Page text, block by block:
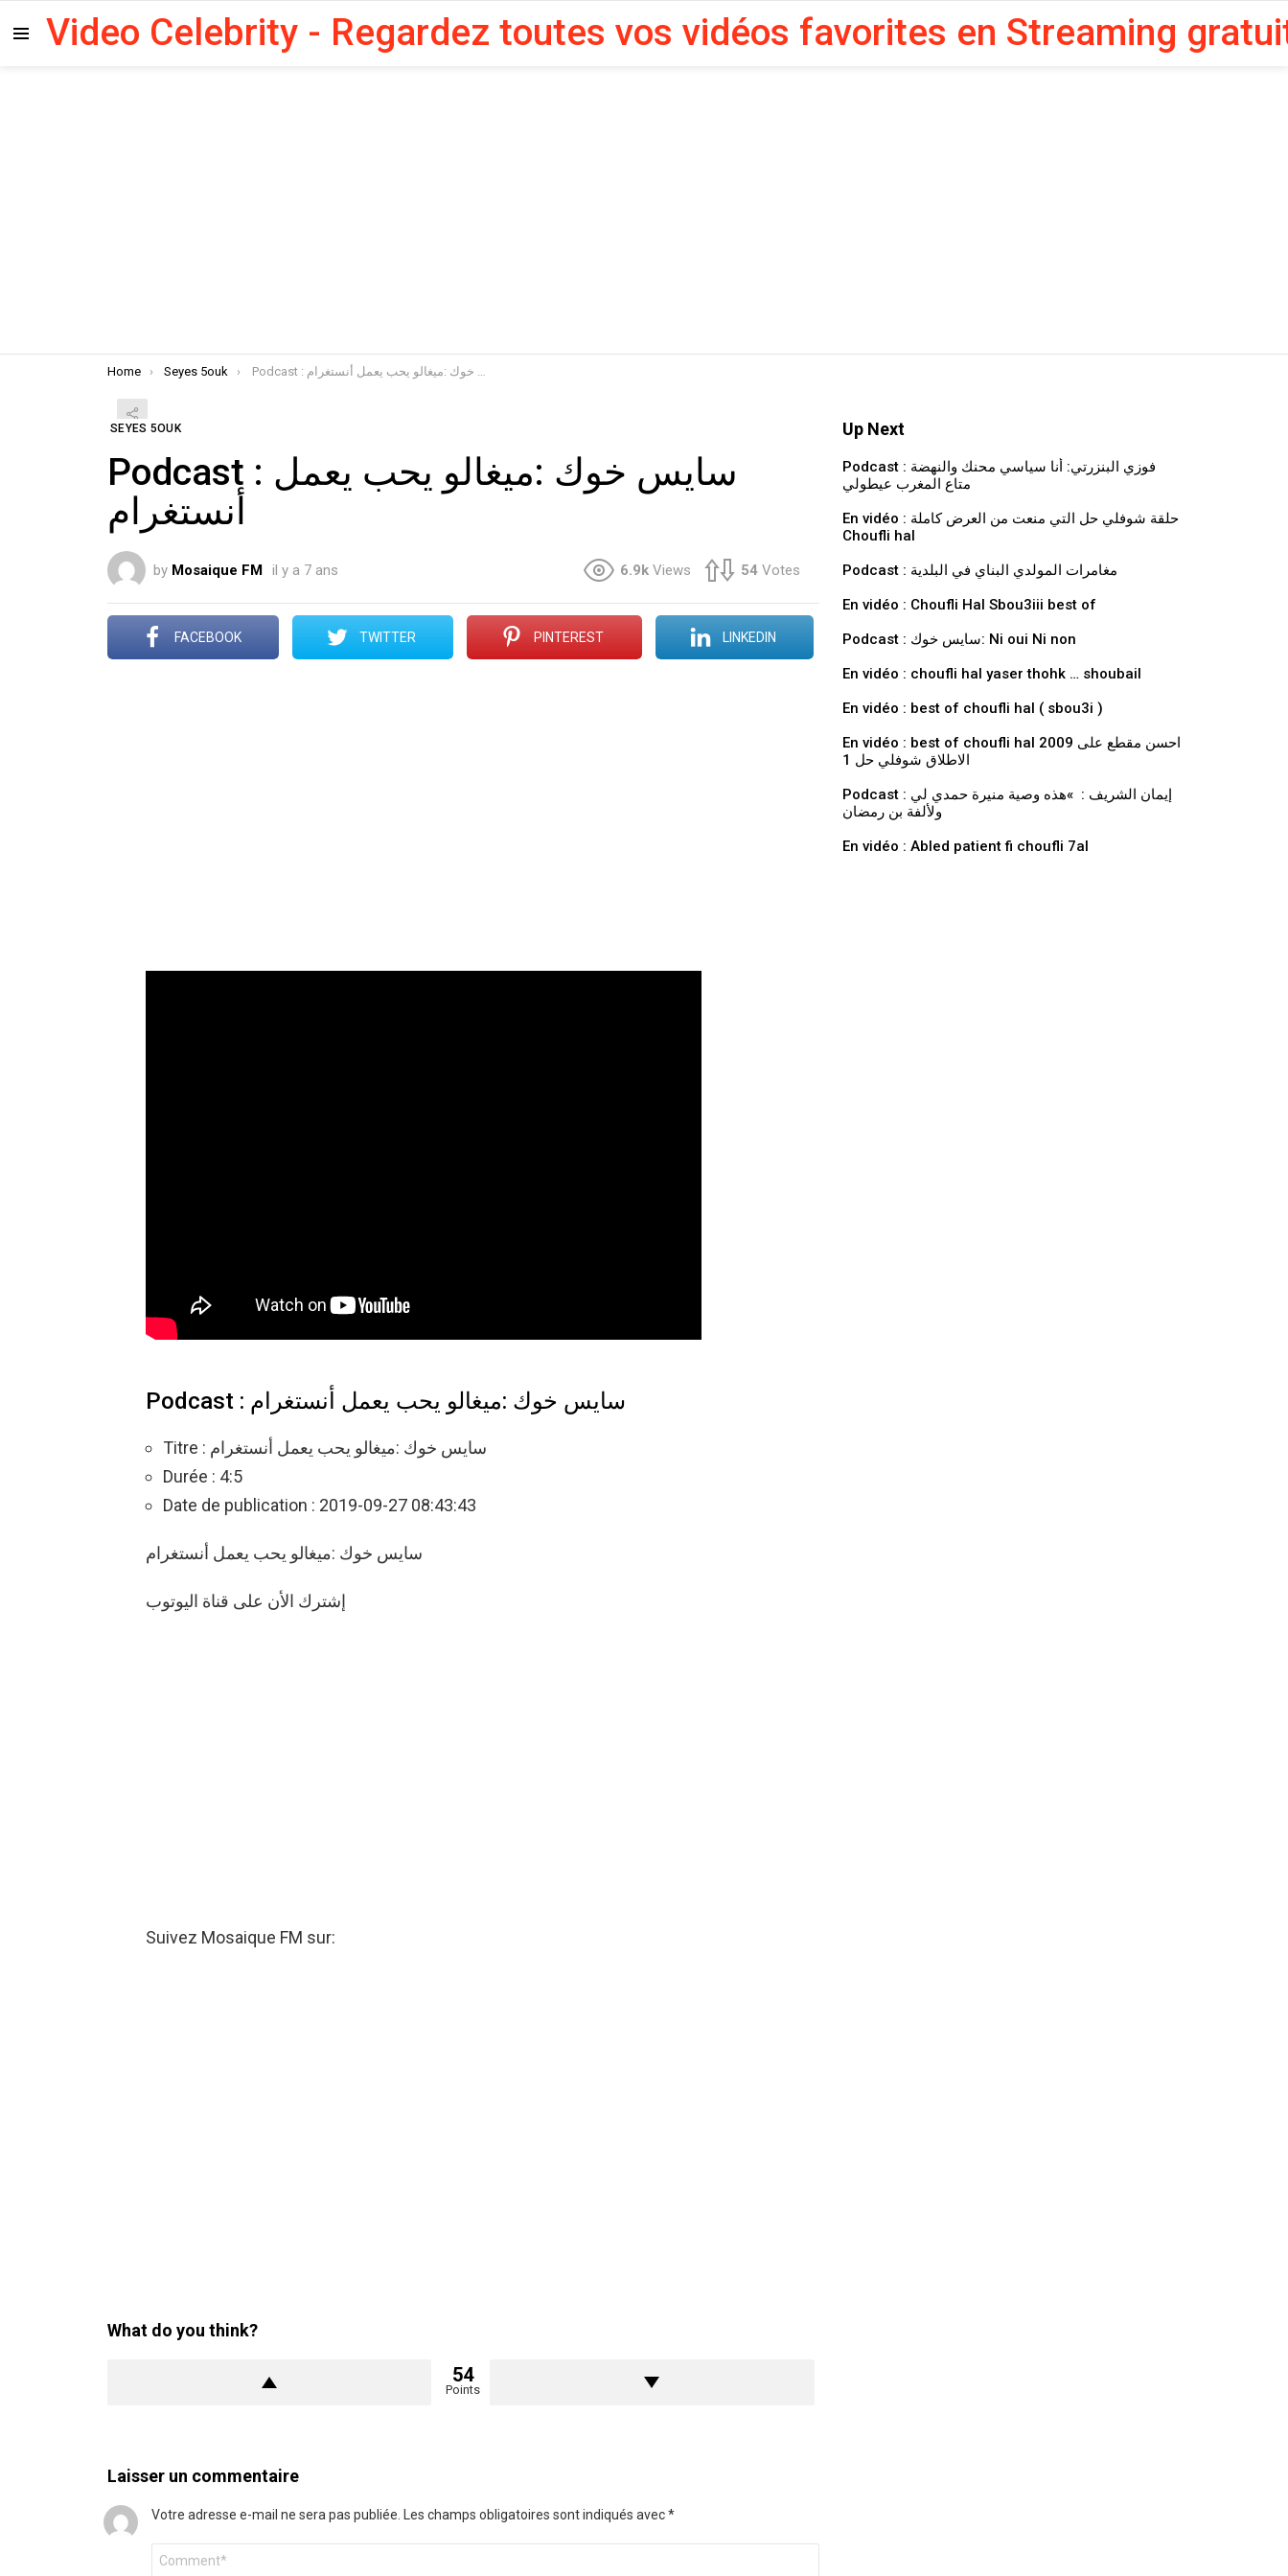
Video Celebrity - Regardez toutes vos vidéos favorites en Streaming
You are here:
Home Seyes 5ouk Podcast : سايس خوك :ميغالو يحب يعمل أنستغرام
SEYES 5OUK
Podcast : سايس خوك :ميغالو يحب يعمل
أنستغرام
by Mosaique FM il y a 7 ans 6.9k Views 54 Votes
FACEBOOK TWITTER PINTEREST LINKEDIN
Podcast : سايس خوك :ميغالو يحب يعمل أنستغرام
Titre : سايس خوك :ميغالو يحب يعمل أنستغرام
Durée : 4:5
Date de publication : 2019-09-27 08:43:43
سايس خوك :ميغالو يحب يعمل أنستغرام
إشترك الأن على قناة اليوتوب
Suivez Mosaique FM sur:
What do you think?
54
Points
Laisser un commentaire
Votre adresse e-mail ne sera pas publiée. Les champs obligatoires sont indiqués avec*
Up Next
Podcast : فوزي البنزرتي: أنا سياسي محنك والنهضة
متاع المغرب عيطولي
En vidéo : حلقة شوفلي حل التي منعت من العرض كاملة
Choufli hal
Podcast : مغامرات المولدي البناي في البلدية
En vidéo : Choufli Hal Sbou3iii best of
Podcast : سايس خوك: Ni oui Ni non
En vidéo : choufli hal yaser thohk … shoubail
En vidéo : best of choufli hal ( sbou3i )
En vidéo : best of choufli hal 2009 احسن مقطع على
الاطلاق شوفلي حل 1
Podcast : إيمان الشريف : »هذه وصية منيرة حمدي لي
ولألفة بن رمضان
En vidéo : Abled patient fi choufli 7al